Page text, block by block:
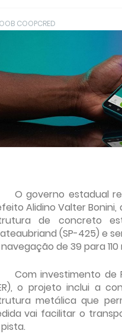
COOPCRED
O governo estadual
Alidino Valter
de concreto
(SP-425) e
de 39 para
Com investimento de
o projeto inclui a
metálica que
vai facilitar o